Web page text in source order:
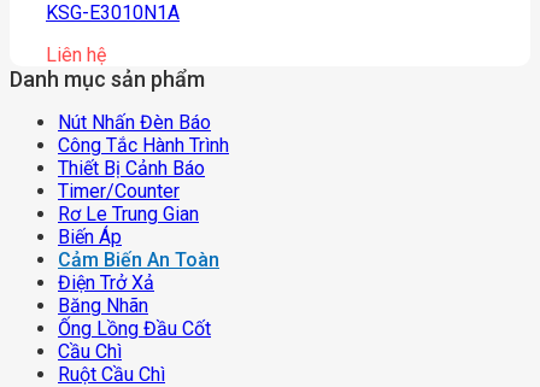
KSG-E3010N1A
Liên hệ
Danh mục sản phẩm
Nút Nhấn Đèn Báo
Công Tắc Hành Trình
Thiết Bị Cảnh Báo
Timer/counter
Rơ Le Trung Gian
Biến Áp
Cảm Biến An Toàn
Điện Trở Xả
Băng Nhãn
Ống Lồng Đầu Cốt
Cầu Chì
Ruột Cầu Chì